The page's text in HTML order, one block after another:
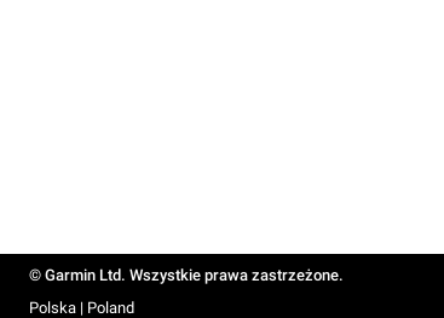
© Garmin Ltd. Wszystkie prawa zastrzeżone.
Polska | Poland